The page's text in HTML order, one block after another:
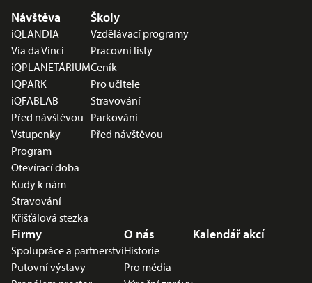
Nabídka v zápatí
Návštěva
iQLANDIA
Via da Vinci
iQPLANETÁRIUM
iQPARK
iQFABLAB
Před návštěvou
Vstupenky
Program
Otevírací doba
Kudy k nám
Stravování
Křišťálová stezka
Školy
Vzdělávací programy
Pracovní listy
Ceník
Pro učitele
Stravování
Parkování
Před návštěvou
Firmy
Spolupráce a partnerství
Putovní výstavy
O nás
Historie
Pro média
Kalendář akcí